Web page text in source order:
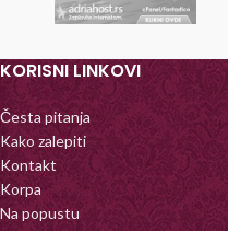
KORISNI LINKOVI
Česta pitanja
Kako zalepiti
Kontakt
Korpa
Na popustu